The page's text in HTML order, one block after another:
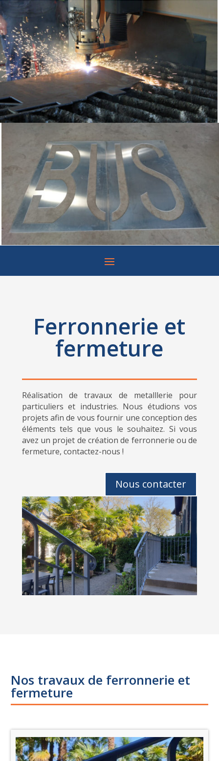
Ferronnerie et
fermeture
Réalisation de travaux de metalllerie pour
particuliers et industries. Nous étudions vos
projets afin de vous fournir une conception des
éléments tels que vous le souhaitez. Si vous
avez un projet de création de ferronnerie ou de
fermeture, contactez-nous !
Nous contacter
Nos travaux de ferronnerie et
fermeture